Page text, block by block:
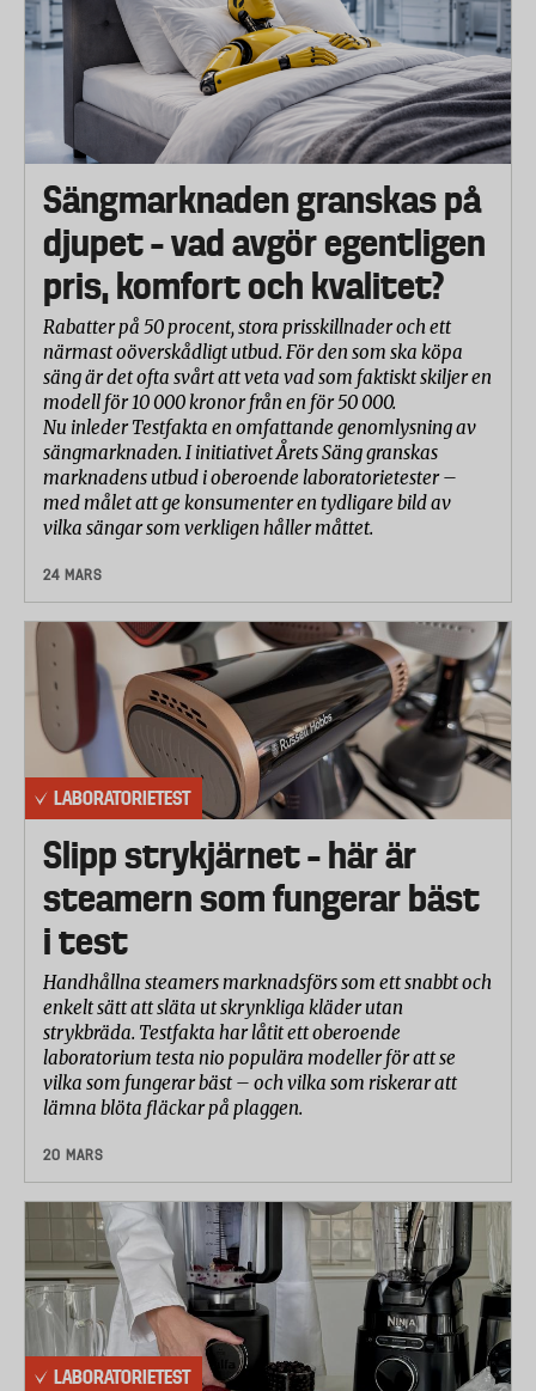
Sängmarknaden granskas på
djupet – vad avgör egentligen
pris, komfort och kvalitet?
Rabatter på 50 procent, stora prisskillnader och ett
närmast oöverskådligt utbud. För den som ska köpa
säng är det ofta svårt att veta vad som faktiskt skiljer en
modell för 10 000 kronor från en för 50 000.
Nu inleder Testfakta en omfattande genomlysning av
sängmarknaden. I initiativet Årets Säng granskas
marknadens utbud i oberoende laboratorietester –
med målet att ge konsumenter en tydligare bild av
vilka sängar som verkligen håller måttet.
24 MARS
LABORATORIETEST
Slipp strykjärnet – här är
steamern som fungerar bäst
i test
Handhållna steamers marknadsförs som ett snabbt och
enkelt sätt att släta ut skrynkliga kläder utan
strykbräda. Testfakta har låtit ett oberoende
laboratorium testa nio populära modeller för att se
vilka som fungerar bäst – och vilka som riskerar att
lämna blöta fläckar på plaggen.
20 MARS
LABORATORIETEST